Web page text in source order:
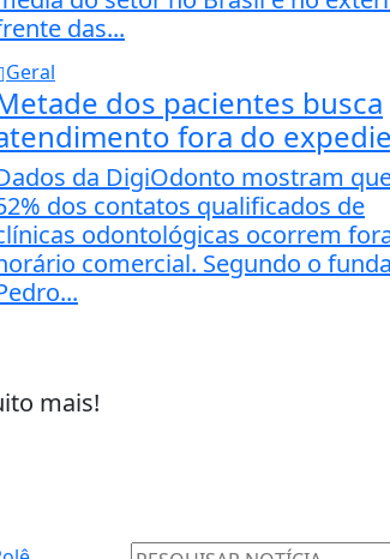
das...
Geral
dos pacientes busca
fora do
da DigiOdonto mostram
dos contatos qualificados de
odontológicas ocorrem
comercial. Segundo o
mais!